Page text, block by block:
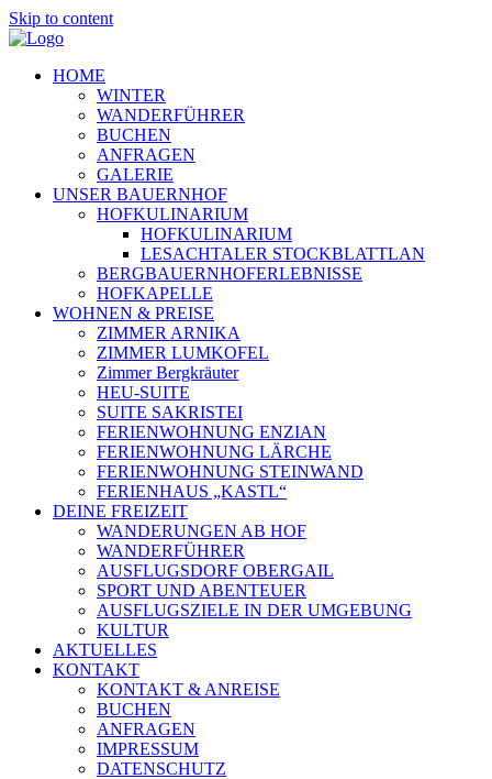
Skip to content
HOME
WINTER
WANDERFÜHRER
BUCHEN
ANFRAGEN
GALERIE
UNSER BAUERNHOF
HOFKULINARIUM
HOFKULINARIUM
LESACHTALER STOCKBLATTLAN
BERGBAUERNHOFERLEBNISSE
HOFKAPELLE
WOHNEN & PREISE
ZIMMER ARNIKA
ZIMMER LUMKOFEL
Zimmer Bergkräuter
HEU-SUITE
SUITE SAKRISTEI
FERIENWOHNUNG ENZIAN
FERIENWOHNUNG LÄRCHE
FERIENWOHNUNG STEINWAND
FERIENHAUS „KASTL“
DEINE FREIZEIT
WANDERUNGEN AB HOF
WANDERFÜHRER
AUSFLUGSDORF OBERGAIL
SPORT UND ABENTEUER
AUSFLUGSZIELE IN DER UMGEBUNG
KULTUR
AKTUELLES
KONTAKT
KONTAKT & ANREISE
BUCHEN
ANFRAGEN
IMPRESSUM
DATENSCHUTZ